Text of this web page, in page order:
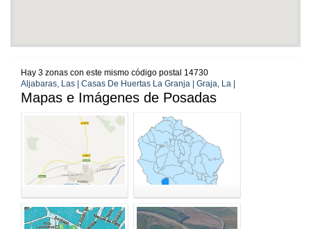
Hay 3 zonas con este mismo código postal 14730
Aljabaras, Las | Casas De Huertas La Granja | Graja, La |
Mapas e Imágenes de Posadas